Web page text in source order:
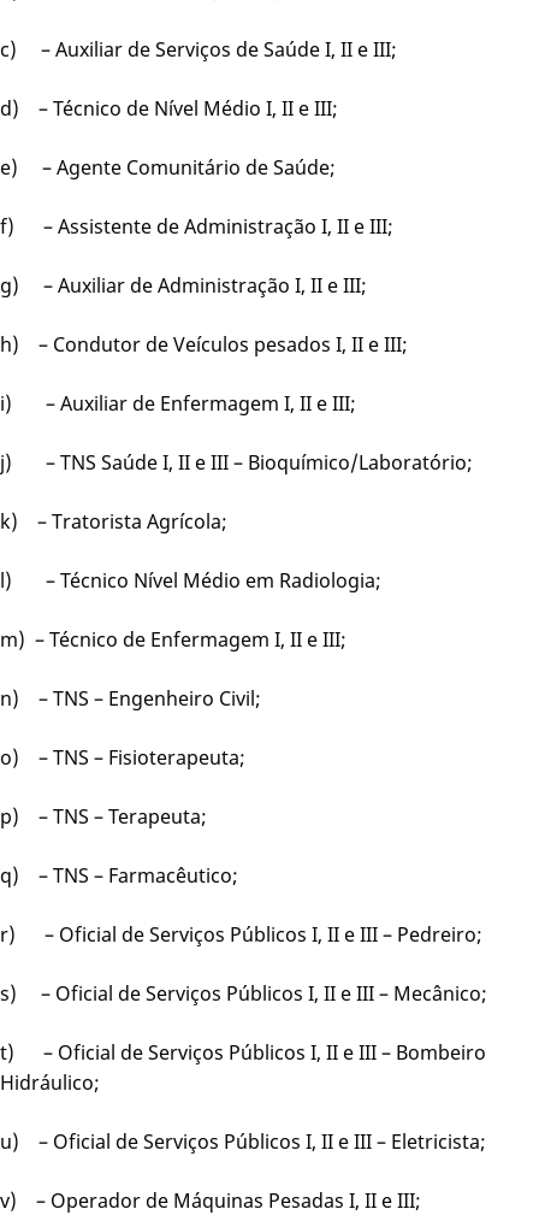
c) – Auxiliar de Serviços de Saúde I, II e III;
d) – Técnico de Nível Médio I, II e III;
e) – Agente Comunitário de Saúde;
f) – Assistente de Administração I, II e III;
g) – Auxiliar de Administração I, II e III;
h) – Condutor de Veículos pesados I, II e III;
i) – Auxiliar de Enfermagem I, II e III;
j) – TNS Saúde I, II e III – Bioquímico/Laboratório;
k) – Tratorista Agrícola;
l) – Técnico Nível Médio em Radiologia;
m) – Técnico de Enfermagem I, II e III;
n) – TNS – Engenheiro Civil;
o) – TNS – Fisioterapeuta;
p) – TNS – Terapeuta;
q) – TNS – Farmacêutico;
r) – Oficial de Serviços Públicos I, II e III – Pedreiro;
s) – Oficial de Serviços Públicos I, II e III – Mecânico;
t) – Oficial de Serviços Públicos I, II e III – Bombeiro
Hidráulico;
u) – Oficial de Serviços Públicos I, II e III – Eletricista;
v) – Operador de Máquinas Pesadas I, II e III;